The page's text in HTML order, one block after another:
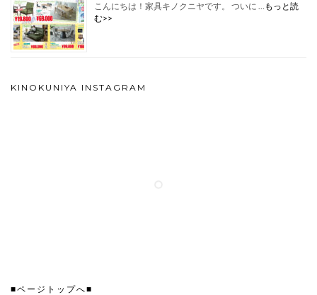
こんにちは！家具キノクニヤです。 ついに … もっと読
む>>
KINOKUNIYA INSTAGRAM
■ページトップへ■